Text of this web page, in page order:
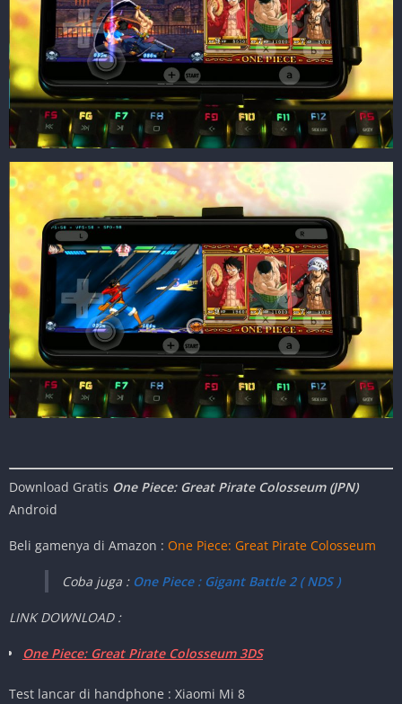
Download Gratis One Piece: Great Pirate Colosseum(JPN)
Android
Beli gamenya di Amazon : One Piece: Great Pirate Colosseum
Coba juga : One Piece : Gigant Battle 2 ( NDS )
LINK DOWNLOAD :
One Piece: Great Pirate Colosseum 3DS
Test lancar di handphone : Xiaomi Mi 8